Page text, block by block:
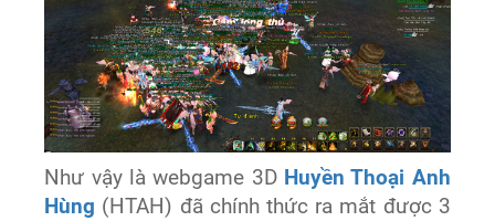
Như vậy là webgame 3D Huyền Thoại Anh
Hùng (HTAH) đã chính thức ra mắt được 3